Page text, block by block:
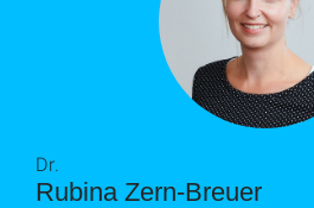
Rubina Zern-Breuer
Dr.